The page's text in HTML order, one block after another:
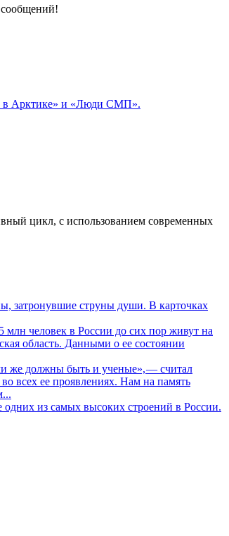
в Арктике» и «Люди СМП».
цикл, с использованием современных
затронувшие струны души. В карточках
человек в России до сих пор живут на
область. Данными о ее состоянии
же должны быть и ученые», — считал
всех ее проявлениях. Нам на память
одних из самых высоких строений в России.